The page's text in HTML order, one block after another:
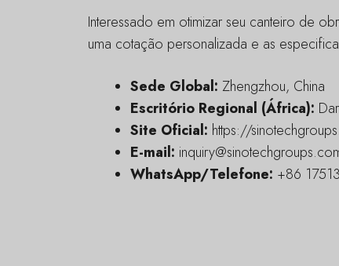
Interessado em otimizar seu canteiro de
uma cotação personalizada e as
Sede Global: Zhengzhou, China
Escritório Regional (África):
Site Oficial: https://
E-mail:
WhatsApp/Telefone: +86